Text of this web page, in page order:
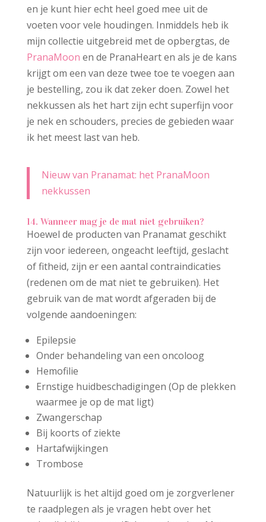
en je kunt hier echt heel goed mee uit de
voeten voor vele houdingen. Inmiddels heb ik
mijn collectie uitgebreid met de opbergtas, de
PranaMoon en de PranaHeart en als je de kans
krijgt om een van deze twee toe te voegen aan
je bestelling, zou ik dat zeker doen. Zowel het
nekkussen als het hart zijn echt superfijn voor
je nek en schouders, precies de gebieden waar
ik het meest last van heb.
Nieuw van Pranamat: het PranaMoon
nekkussen
14. Wanneer mag je de mat niet gebruiken?
Hoewel de producten van Pranamat geschikt
zijn voor iedereen, ongeacht leeftijd, geslacht
of fitheid, zijn er een aantal contraindicaties
(redenen om de mat niet te gebruiken). Het
gebruik van de mat wordt afgeraden bij de
volgende aandoeningen:
Epilepsie
Onder behandeling van een oncoloog
Hemofilie
Ernstige huidbeschadigingen (Op de plekken
waarmee je op de mat ligt)
Zwangerschap
Bij koorts of ziekte
Hartafwijkingen
Trombose
Natuurlijk is het altijd goed om je zorgverlener
te raadplegen als je vragen hebt over het